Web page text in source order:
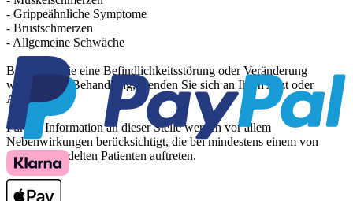
- Grippeähnliche Symptome
- Brustschmerzen
- Allgemeine Schwäche
Bemerken Sie eine Befindlichkeitsstörung oder Veränderung
während der Behandlung, wenden Sie sich an Ihren Arzt oder
Apotheker.
Für die Information an dieser Stelle werden vor allem
Nebenwirkungen berücksichtigt, die bei mindestens einem von
1.000 behandelten Patienten auftreten.